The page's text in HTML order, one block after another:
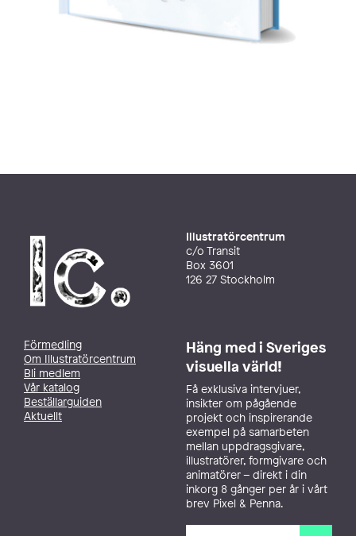
Illustratörcentrum
c/o Transit
Box 3601
126 27 Stockholm
Förmedling
Om Illustratörcentrum
Bli medlem
Vår katalog
Beställarguiden
Aktuellt
Häng med i Sveriges
visuella värld!
Få exklusiva intervjuer,
insikter om pågående
projekt och inspirerande
exempel på samarbeten
mellan uppdragsgivare,
illustratörer, formgivare och
animatörer – direkt i din
inkorg 8 gånger per år i vårt
brev Pixel & Penna.